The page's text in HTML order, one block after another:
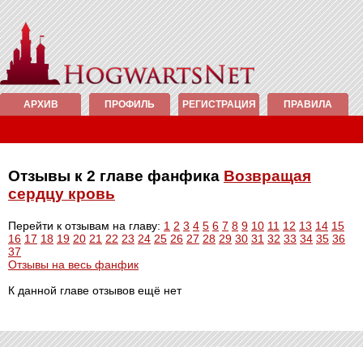
АРХИВ ПРОФИЛЬ РЕГИСТРАЦИЯ ПРАВИЛА
Отзывы к 2 главе фанфика Возвращая
сердцу кровь
Перейти к отзывам на главу: 1 2 3 4 5 6 7 8 9 10 11 12 13 14 15
16 17 18 19 20 21 22 23 24 25 26 27 28 29 30 31 32 33 34 35 36
37
Отзывы на весь фанфик
К данной главе отзывов ещё нет